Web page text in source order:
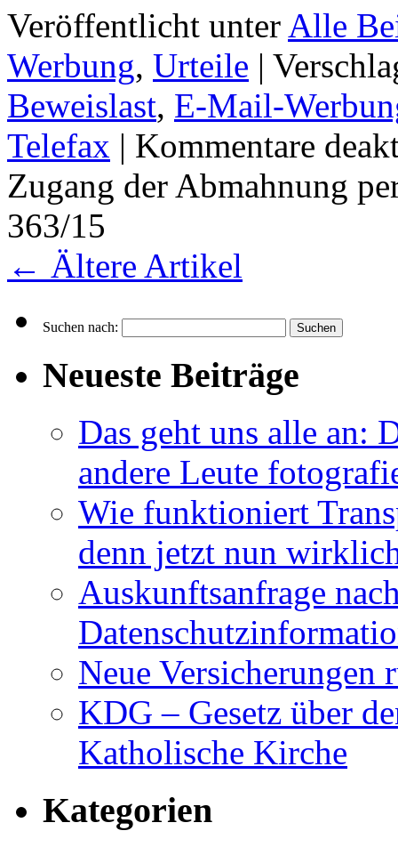
Veröffentlicht unter Alle
Werbung, Urteile |
Beweislast, E-Mail-
Telefax | Kommentare
Zugang der Abmahnung
363/15
← Ältere Artikel
Suchen nach:
Neueste Beiträge
Das geht uns alle an:
andere Leute
Wie funktioniert
denn jetzt nun
Auskunftsanfrage
Neue
KDG – Gesetz über
Katholische Kirche
Kategorien